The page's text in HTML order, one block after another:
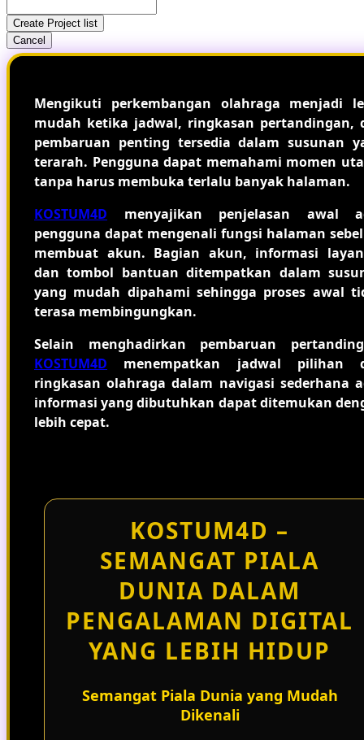
Create Project list
Cancel
Mengikuti perkembangan olahraga menjadi
mudah ketika jadwal, ringkasan pertandingan,
pembaruan penting tersedia dalam susunan
terarah. Pengguna dapat memahami momen
tanpa harus membuka terlalu banyak halaman.
KOSTUM4D menyajikan penjelasan awal
pengguna dapat mengenali fungsi halaman
membuat akun. Bagian akun, informasi
dan tombol bantuan ditempatkan dalam
yang mudah dipahami sehingga proses awal
terasa membingungkan.
Selain menghadirkan pembaruan
KOSTUM4D menempatkan jadwal pilihan
ringkasan olahraga dalam navigasi sederhana
informasi yang dibutuhkan dapat ditemukan
lebih cepat.
KOSTUM4D –
SEMANGAT PIALA
DUNIA DALAM
PENGALAMAN DIGITAL
YANG LEBIH HIDUP
Semangat Piala Dunia yang Mudah
Dikenali